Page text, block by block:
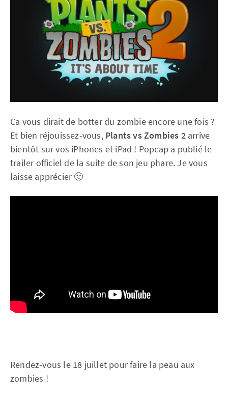
Ca vous dirait de botter du zombie encore une fois ?
Et bien réjouissez-vous,Plants vs Zombies 2arrive
bientôt sur vos iPhones et iPad ! Popcap a publié le
trailer officiel de la suite de son jeu phare. Je vous
laisse apprécier 🙂
Rendez-vous le 18 juillet pour faire la peau aux
zombies !